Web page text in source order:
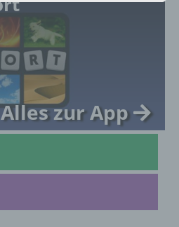
Alles zur App
Daten
Daten sind alle
sich auf eine identifizierte
natürliche Person (im
Person") beziehen.
wird eine natürliche
die direkt oder indirekt,
Namen, zu einer
Standortdaten, zu einer
Merkmalen, die
physiologischen,